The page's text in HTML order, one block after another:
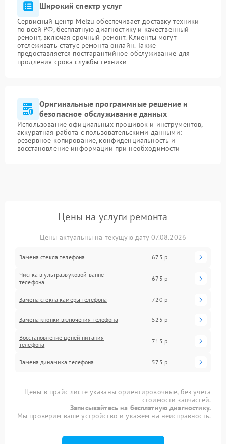
Широкий спектр услуг
Сервисный центр Meizu обеспечивает доставку техники
по всей РФ, бесплатную диагностику и качественный
ремонт, включая срочный ремонт. Клиенты могут
отслеживать статус ремонта онлайн. Также
предоставляется постгарантийное обслуживание для
продления срока службы техники
Оригинальные программные решение и
безопасное обслуживание данных
Использование официальных прошивок и инструментов,
аккуратная работа с пользовательскими данными:
резервное копирование, конфиденциальность и
восстановление информации при необходимости
Цены на услуги ремонта
Цены актуальны на текущую дату 07.08.2026
Замена стекла телефона 675 р
Чистка в ультразвуковой ванне
телефона
675 р
Замена стекла камеры телефона 720 р
Замена кнопки включения телефона 525 р
Восстановление цепей питания
телефона
715 р
Замена динамика телефона 575 р
Цены в прайс-листе указаны ориентировочные, без учета
стоимости запчастей.
Записывайтесь на бесплатную диагностику.
Мы проверим ваше устройство и укажем на неисправность.